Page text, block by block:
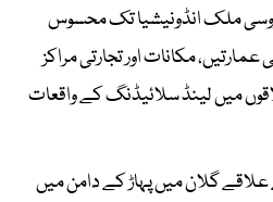
ملک انڈونیشیا تک محسوس
مکانات اور تجارتی مراکز
میں لینڈ سلائیڈنگ کے واقعات
گلان میں پہاڑ کے دامن میں